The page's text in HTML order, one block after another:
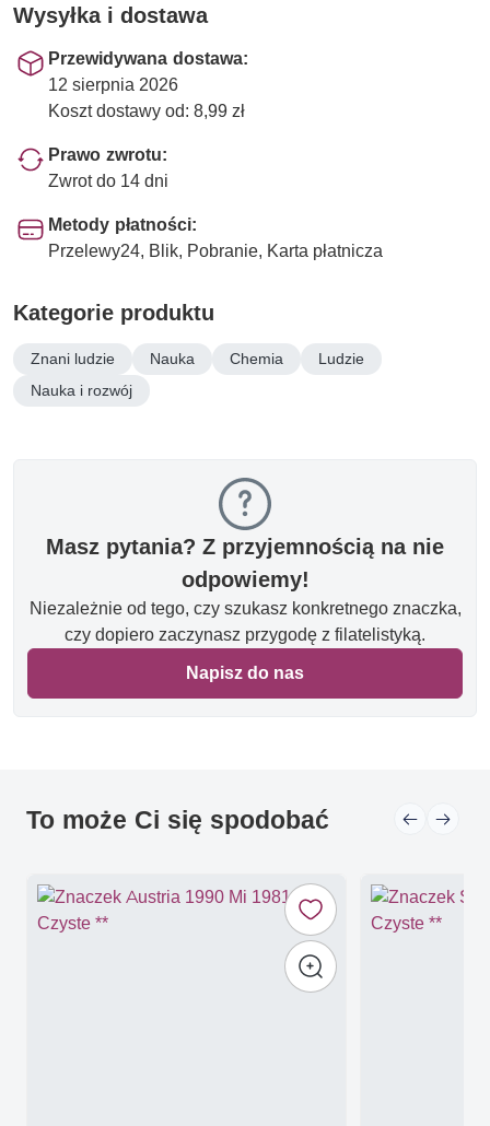
Wysyłka i dostawa
Przewidywana dostawa:
12 sierpnia 2026
Koszt dostawy od: 8,99 zł
Prawo zwrotu:
Zwrot do 14 dni
Metody płatności:
Przelewy24, Blik, Pobranie, Karta płatnicza
Kategorie produktu
Znani ludzie Nauka Chemia
Ludzie
Nauka i rozwój
Masz pytania? Z przyjemnością na nie
odpowiemy!
Niezależnie od tego, czy szukasz konkretnego znaczka,
czy dopiero zaczynasz przygodę z filatelistyką.
Napisz do nas
To może Ci się spodobać